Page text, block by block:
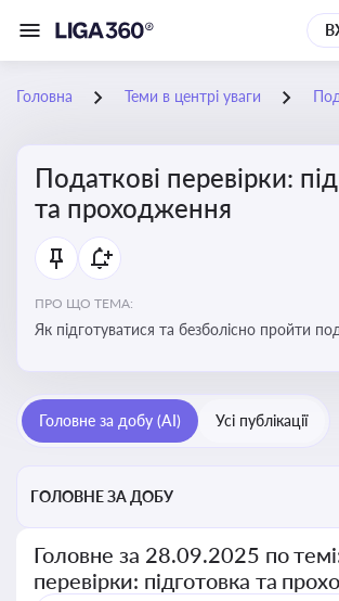
Головна Теми в центрі уваги
Податкові перевірки:
та проходження
ПРО ЩО ТЕМА:
Як підготуватися та безболісно пройти
Головне за добу (AI) Усі публікації
ГОЛОВНЕ ЗА ДОБУ
Головне за 28.09.2025 по
перевірки: підготовка та